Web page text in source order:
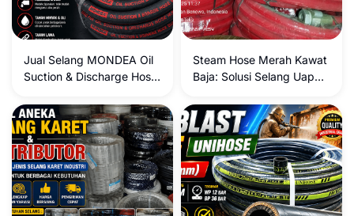
Jual Selang MONDEA Oil
Suction & Discharge Hose
Oli Premium Berkualitas
Tinggi
Steam Hose Merah Kawat
Baja: Solusi Selang Uap
Tinggi